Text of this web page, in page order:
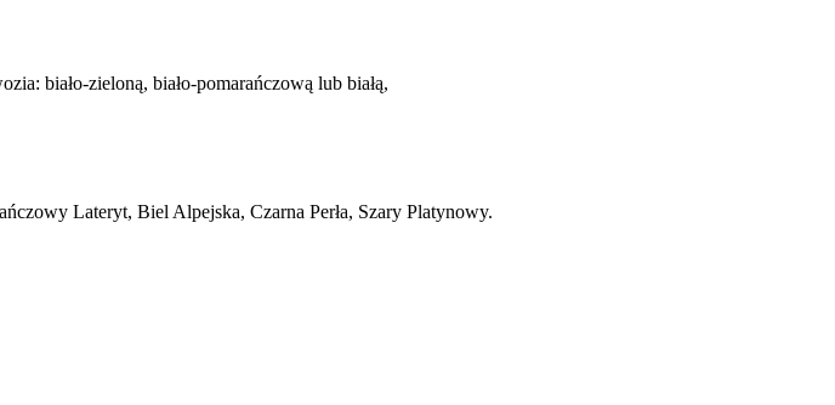
biało-zieloną, biało-pomarańczową lub białą,
Lateryt, Biel Alpejska, Czarna Perła, Szary Platynowy.